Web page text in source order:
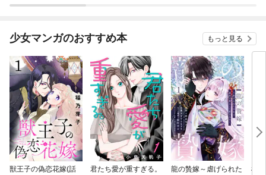
少女マンガのおすすめ本 もっと見る
獣王子の偽恋花嫁(話
君たち愛が重すぎる。
龍の贄嫁～虐げられた
桜